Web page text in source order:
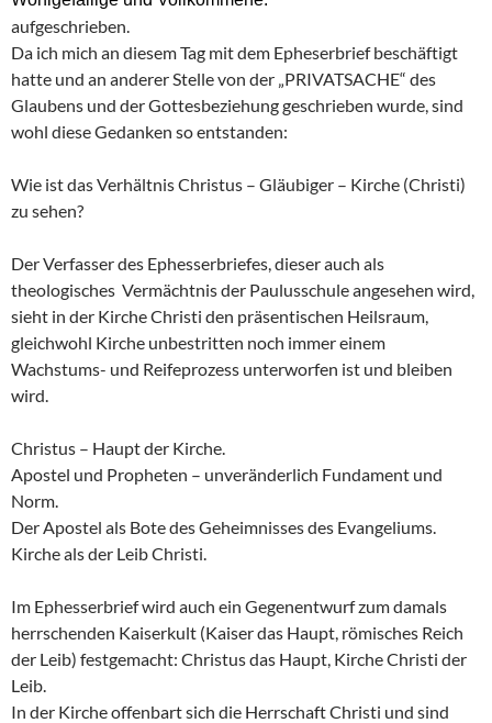
aufgeschrieben.
Da ich mich an diesem Tag mit dem Epheserbrief beschäftigt
hatte und an anderer Stelle von der „PRIVATSACHE“ des
Glaubens und der Gottesbeziehung geschrieben wurde, sind
wohl diese Gedanken so entstanden:
Wie ist das Verhältnis Christus – Gläubiger – Kirche (Christi)
zu sehen?
Der Verfasser des Ephesserbriefes, dieser auch als
theologisches Vermächtnis der Paulusschule angesehen wird,
sieht in der Kirche Christi den präsentischen Heilsraum,
gleichwohl Kirche unbestritten noch immer einem
Wachstums- und Reifeprozess unterworfen ist und bleiben
wird.
Christus – Haupt der Kirche.
Apostel und Propheten – unveränderlich Fundament und
Norm.
Der Apostel als Bote des Geheimnisses des Evangeliums.
Kirche als der Leib Christi.
Im Ephesserbrief wird auch ein Gegenentwurf zum damals
herrschenden Kaiserkult (Kaiser das Haupt, römisches Reich
der Leib) festgemacht: Christus das Haupt, Kirche Christi der
Leib.
In der Kirche offenbart sich die Herrschaft Christi und sind